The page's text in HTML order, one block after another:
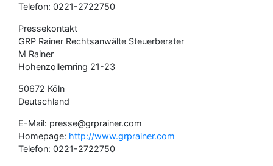
Telefon: 0221-2722750
Pressekontakt
GRP Rainer Rechtsanwälte Steuerberater
M Rainer
Hohenzollernring 21-23
50672 Köln
Deutschland
E-Mail: presse@grprainer.com
Homepage: http://www.grprainer.com
Telefon: 0221-2722750